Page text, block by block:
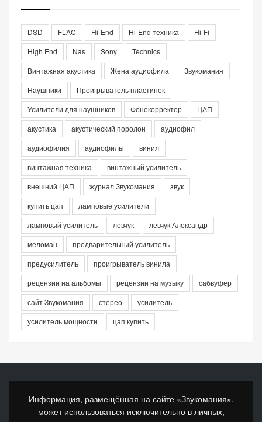
DSD FLAC Hi-End Hi-End техника
Hi-Fi
High End
Nas Sony
Technics
Винтажная акустика
Жена аудиофила
Звукомания
Наушники
Проигрыватель пластинок
Усилители для наушников
Фонокорректор
ЦАП
акустика
акустический поролон
аудиофил
аудиофилия
аудиофилы
винил
винтажная техника
винтажный усилитель
внешний ЦАП
журнал Звукомания
звук
купить цап
ламповые усилители
ламповый усилитель
левчук
левчук Александр
меломан
предварительный усилитель
предусилитель
проигрыватель винила
рецензии на альбомы
рецензии на музыку
сабвуфер
сайт Звукомания
стерео
усилитель
усилитель мощности
цап купить
Информация, размещённая на сайте «Звукомания»,
может использоваться исключительно в личных,